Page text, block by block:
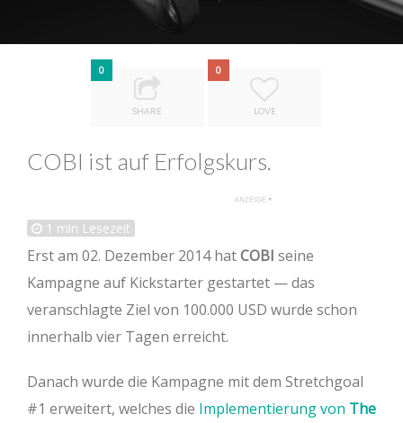
0
SHARE
0
LOVE
COBI ist auf Erfolgskurs.
1 min Lesezeit
Erst am 02. Dezember 2014 hatCOBI seine
Kampagne auf Kickstarter gestartet — das
veranschlagte Ziel von 100.000 USD wurde schon
innerhalb vier Tagen erreicht.
Danach wurde die Kampagne mit dem Stretchgoal
#1 erweitert, welches die Implementierung von The